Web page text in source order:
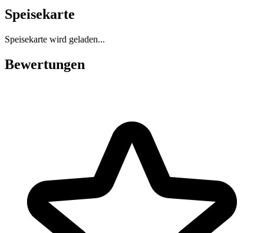
Speisekarte
Speisekarte wird geladen...
Bewertungen